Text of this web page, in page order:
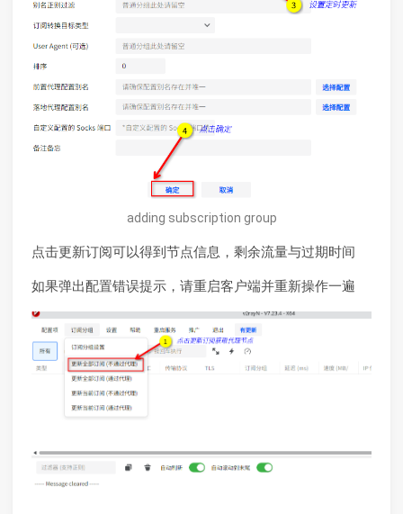
adding subscription group
点击更新订阅可以得到节点信息，剩余流量与过期时间
如果弹出配置错误提示，请重启客户端并重新操作一遍